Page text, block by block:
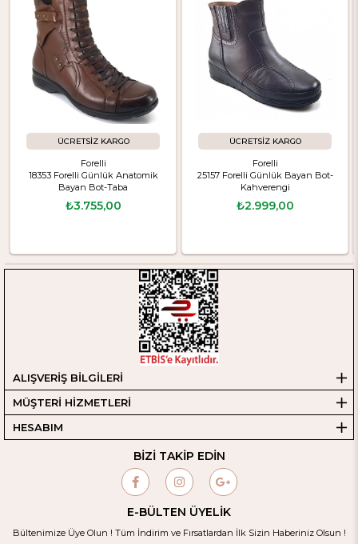
Forelli
18353 Forelli Günlük Anatomik
Bayan Bot-Taba
₺3.755,00
ÜCRETSIZ KARGO
Forelli
25157 Forelli Günlük Bayan Bot-
Kahverengi
₺2.999,00
ÜCRETSIZ KARGO
ALIŞVERİŞ BİLGİLERİ
MÜŞTERİ HİZMETLERİ
HESABIM
BİZİ TAKİP EDİN
E-BÜLTEN ÜYELİK
Bültenimize Üye Olun ! Tüm İndirim ve Fırsatlardan İlk Sizin Haberiniz Olsun !